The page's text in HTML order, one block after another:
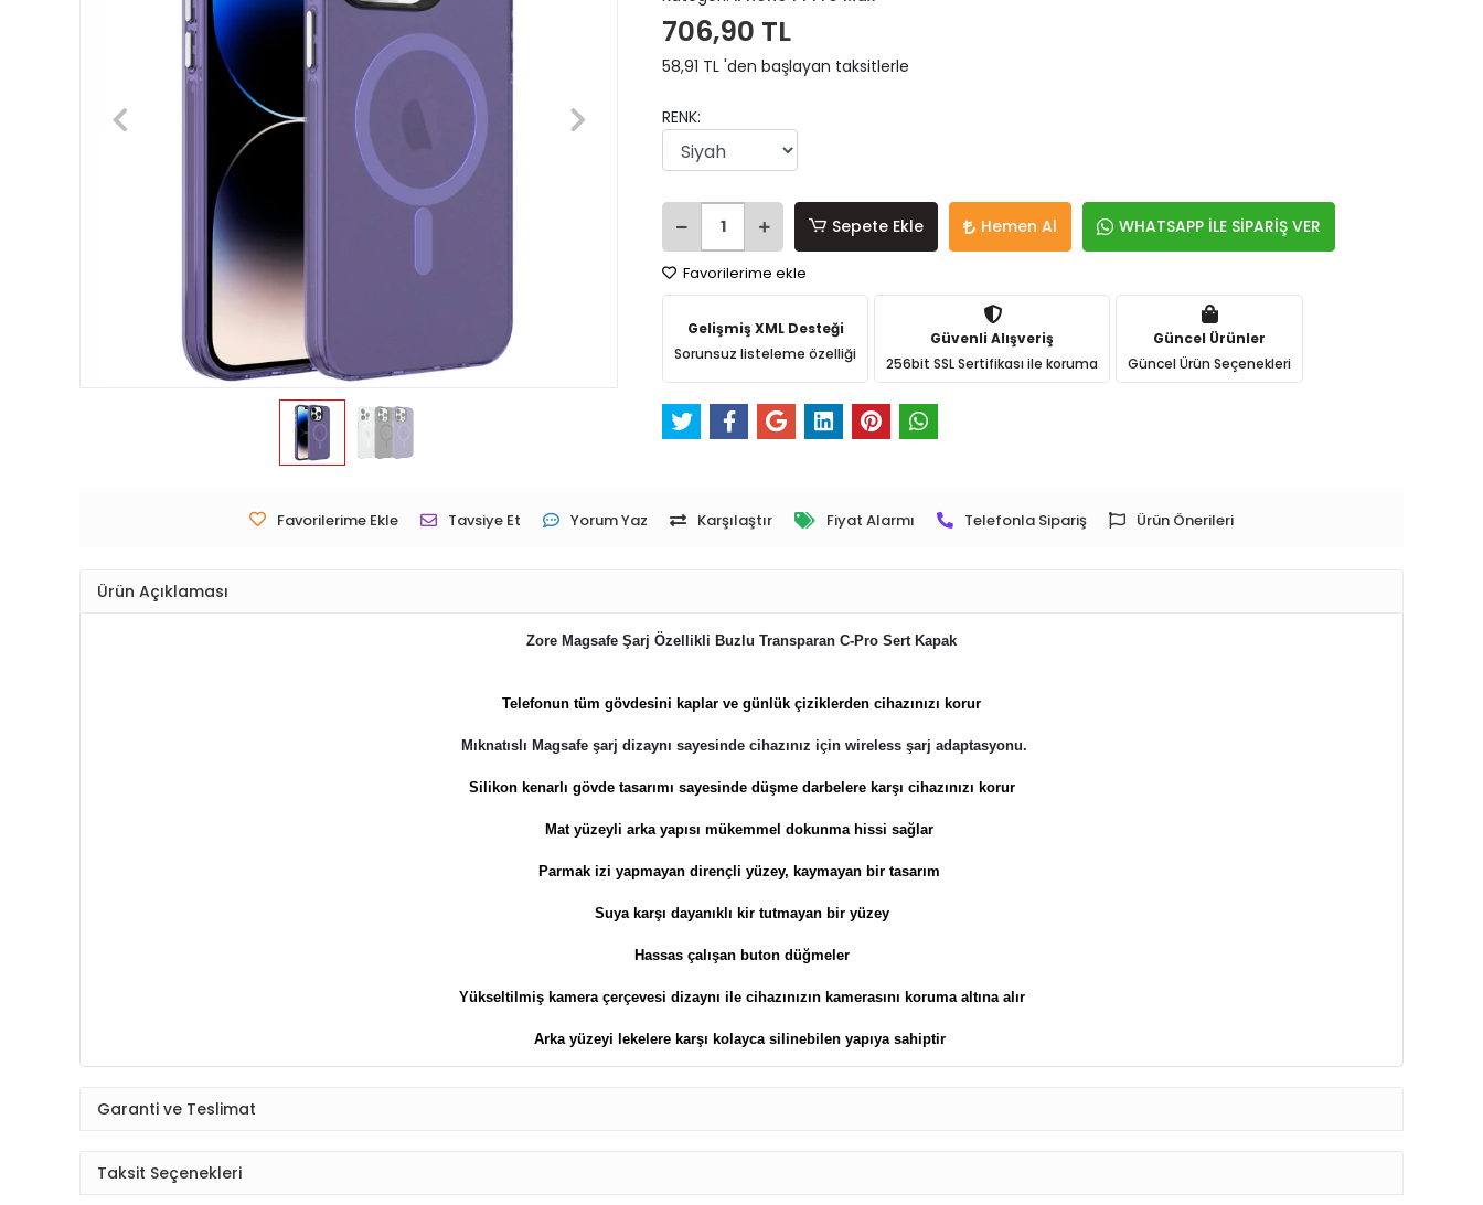
706,90 TL
58,91 TL 'den başlayan taksitlerle
RENK:
Sepete Ekle Hemen Al WHATSAPP İLE SİPARİŞ VER
Favorilerime ekle
Gelişmiş XML Desteği
Sorunsuz listeleme özelliği
Güvenli Alışveriş
256bit SSL Sertifikası ile koruma
Güncel Ürünler
Güncel Ürün Seçenekleri
Favorilerime Ekle Tavsiye Et Yorum Yaz Karşılaştır Fiyat Alarmı Telefonla Sipariş Ürün Önerileri
Ürün Açıklaması
Zore Magsafe Şarj Özellikli Buzlu Transparan C-Pro Sert Kapak
​Telefonun tüm gövdesini kaplar ve günlük çiziklerden cihazınızı korur
Mıknatıslı Magsafe şarj dizaynı sayesinde cihazınız için wireless şarj adaptasyonu.
Silikon kenarlı gövde tasarımı sayesinde düşme darbelere karşı cihazınızı korur
Mat yüzeyli arka yapısı mükemmel dokunma hissi sağlar
Parmak izi yapmayan dirençli yüzey, kaymayan bir tasarım
Suya karşı dayanıklı kir tutmayan bir yüzey
Hassas çalışan buton düğmeler
Yükseltilmiş kamera çerçevesi dizaynı ile cihazınızın kamerasını koruma altına alır
Arka yüzeyi lekelere karşı kolayca silinebilen yapıya sahiptir
Garanti ve Teslimat
Taksit Seçenekleri